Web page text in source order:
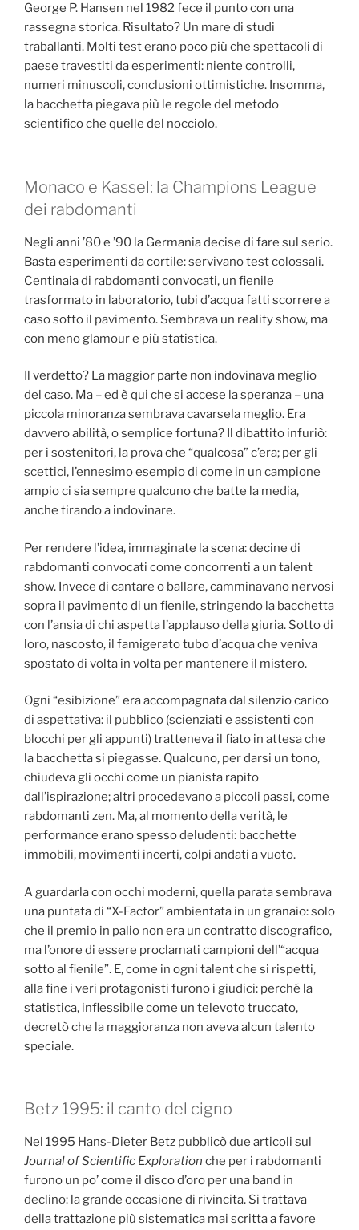
George P. Hansen nel 1982 fece il punto con una
rassegna storica. Risultato? Un mare di studi
traballanti. Molti test erano poco più che spettacoli di
paese travestiti da esperimenti: niente controlli,
numeri minuscoli, conclusioni ottimistiche. Insomma,
la bacchetta piegava più le regole del metodo
scientifico che quelle del nocciolo.
Monaco e Kassel: la Champions League
dei rabdomanti
Negli anni ’80 e ’90 la Germania decise di fare sul serio.
Basta esperimenti da cortile: servivano test colossali.
Centinaia di rabdomanti convocati, un fienile
trasformato in laboratorio, tubi d’acqua fatti scorrere a
caso sotto il pavimento. Sembrava un reality show, ma
con meno glamour e più statistica.
Il verdetto? La maggior parte non indovinava meglio
del caso. Ma – ed è qui che si accese la speranza – una
piccola minoranza sembrava cavarsela meglio. Era
davvero abilità, o semplice fortuna? Il dibattito infuriò:
per i sostenitori, la prova che “qualcosa” c’era; per gli
scettici, l’ennesimo esempio di come in un campione
ampio ci sia sempre qualcuno che batte la media,
anche tirando a indovinare.
Per rendere l’idea, immaginate la scena: decine di
rabdomanti convocati come concorrenti a un talent
show. Invece di cantare o ballare, camminavano nervosi
sopra il pavimento di un fienile, stringendo la bacchetta
con l’ansia di chi aspetta l’applauso della giuria. Sotto di
loro, nascosto, il famigerato tubo d’acqua che veniva
spostato di volta in volta per mantenere il mistero.
Ogni “esibizione” era accompagnata dal silenzio carico
di aspettativa: il pubblico (scienziati e assistenti con
blocchi per gli appunti) tratteneva il fiato in attesa che
la bacchetta si piegasse. Qualcuno, per darsi un tono,
chiudeva gli occhi come un pianista rapito
dall’ispirazione; altri procedevano a piccoli passi, come
rabdomanti zen. Ma, al momento della verità, le
performance erano spesso deludenti: bacchette
immobili, movimenti incerti, colpi andati a vuoto.
A guardarla con occhi moderni, quella parata sembrava
una puntata di “X-Factor” ambientata in un granaio: solo
che il premio in palio non era un contratto discografico,
ma l’onore di essere proclamati campioni dell’“acqua
sotto al fienile”. E, come in ogni talent che si rispetti,
alla fine i veri protagonisti furono i giudici: perché la
statistica, inflessibile come un televoto truccato,
decretò che la maggioranza non aveva alcun talento
speciale.
Betz 1995: il canto del cigno
Nel 1995 Hans-Dieter Betz pubblicò due articoli sul
Journal of Scientific Exploration che per i rabdomanti
furono un po’ come il disco d’oro per una band in
declino: la grande occasione di rivincita. Si trattava
della trattazione più sistematica mai scritta a favore